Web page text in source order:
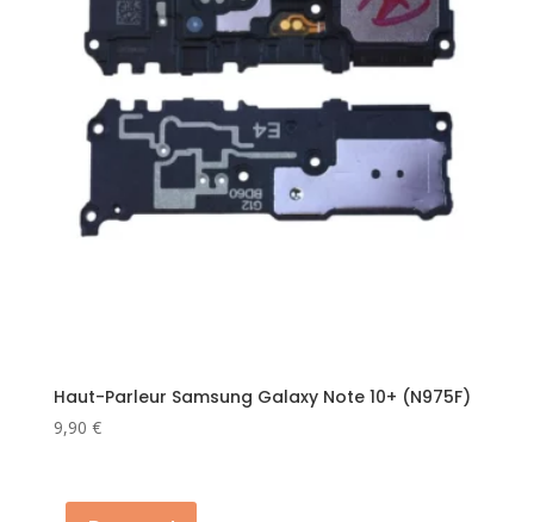
Haut-Parleur Samsung Galaxy Note 10+ (N975F)
9,90 €